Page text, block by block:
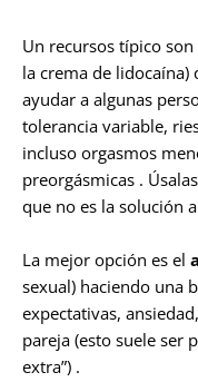
Un recursos típico
la crema de
ayudar a algunas
tolerancia variable,
incluso orgasmos
preorgásmicas .
que no es la solución
La mejor opción es el
sexual) haciendo una
expectativas,
pareja (esto suele ser
extra”) .